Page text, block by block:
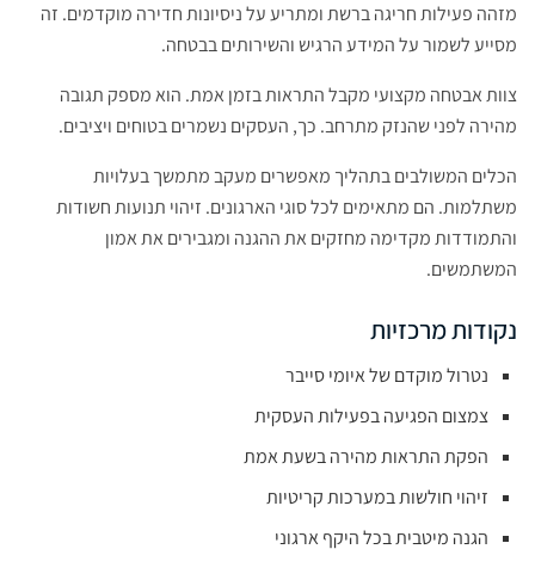
מזהה פעילות חריגה ברשת ומתריע על ניסיונות חדירה מוקדמים. זה
מסייע לשמור על המידע הרגיש והשירותים בבטחה.
צוות אבטחה מקצועי מקבל התראות בזמן אמת. הוא מספק תגובה
מהירה לפני שהנזק מתרחב. כך, העסקים נשמרים בטוחים ויציבים.
הכלים המשולבים בתהליך מאפשרים מעקב מתמשך בעלויות
משתלמות. הם מתאימים לכל סוגי הארגונים. זיהוי תנועות חשודות
והתמודדות מקדימה מחזקים את ההגנה ומגבירים את אמון
המשתמשים.
נקודות מרכזיות
נטרול מוקדם של איומי סייבר
צמצום הפגיעה בפעילות העסקית
הפקת התראות מהירה בשעת אמת
זיהוי חולשות במערכות קריטיות
הגנה מיטבית בכל היקף ארגוני